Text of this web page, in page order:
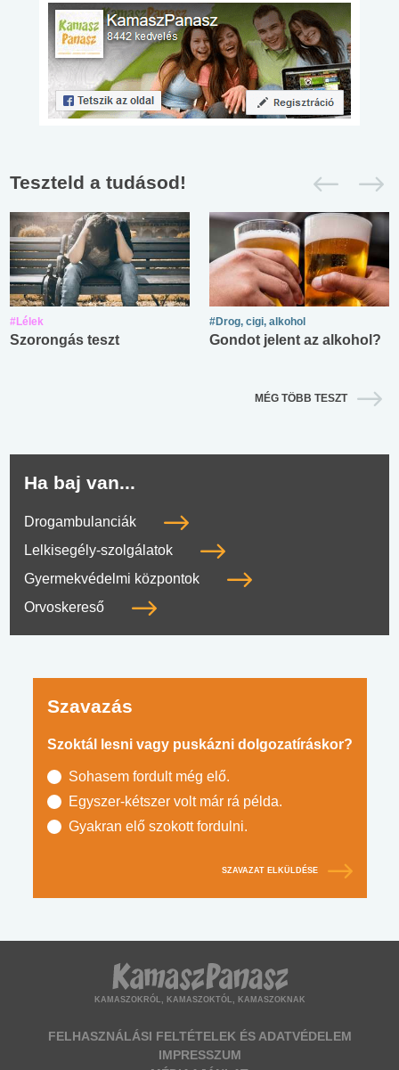
Teszteld a tudásod!
#Lélek
Szorongás teszt
#Drog, cigi, alkohol
Gondot jelent az alkohol?
MÉG TÖBB TESZT
Ha baj van...
Drogambulanciák
Lelkisegély-szolgálatok
Gyermekvédelmi központok
Orvoskereső
Szavazás
Szoktál lesni vagy puskázni dolgozatíráskor?
Sohasem fordult még elő.
Egyszer-kétszer volt már rá példa.
Gyakran elő szokott fordulni.
SZAVAZAT ELKÜLDÉSE
KAMASZOKRÓL, KAMASZOKTÓL, KAMASZOKNAK
FELHASZNÁLÁSI FELTÉTELEK ÉS ADATVÉDELEM
IMPRESSZUM